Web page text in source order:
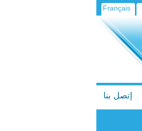
Français
إتصل بنا